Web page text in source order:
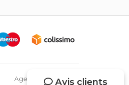
Avis clients
Agence Web Netsys